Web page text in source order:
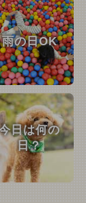
雨の日OK
日は何の
日？